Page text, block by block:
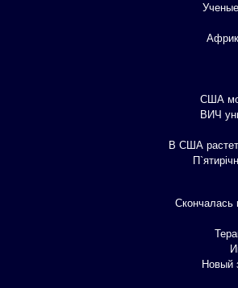
США
ВИЧ
В США
Скончалась
Новый